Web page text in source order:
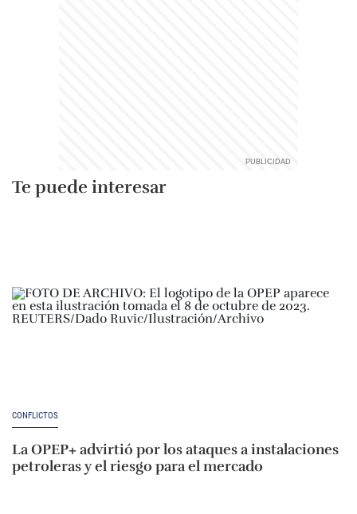
Te puede interesar
CONFLICTOS
La OPEP+ advirtió por los ataques a instalaciones
petroleras y el riesgo para el mercado